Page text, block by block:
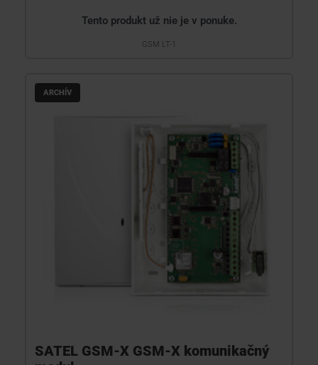
Tento produkt už nie je v ponuke.
GSM LT-1
ARCHÍV
SATEL GSM-X GSM-X komunikačný